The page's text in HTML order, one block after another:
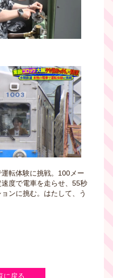
転体験に挑戦。100メー
度で電車を走らせ、55秒
ンに挑む。はたして、う
に戻る